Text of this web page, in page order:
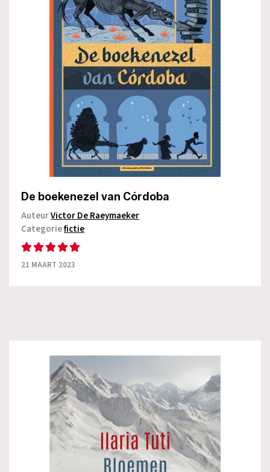
De boekenezel van Córdoba
AuteurVictor De Raeymaeker
Categoriefictie
21 MAART 2023